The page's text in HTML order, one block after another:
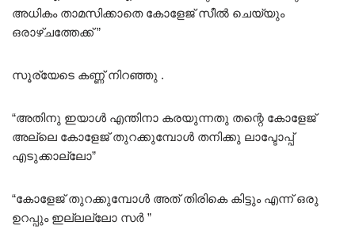
അധികം താമസിക്കാതെ കോളേജ് സീൽ ചെയ്യും
ഒരാഴ്ചത്തേക്ക് ”
സൂര്യേടെ കണ്ണ് നിറഞ്ഞു .
“അതിനു ഇയാൾ എന്തിനാ കരയുന്നതു തന്റെ കോളേജ്
അല്ലെ കോളേജ് തുറക്കുമ്പോൾ തനിക്കു ലാപ്ടോപ്പ്
എടുക്കാല്ലോ”
“കോളേജ് തുറക്കുമ്പോൾ അത് തിരികെ കിട്ടും എന്ന് ഒരു
ഉറപ്പും ഇല്ലല്ലോ സർ ”